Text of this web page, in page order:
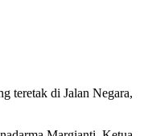
teretak di Jalan Negara,